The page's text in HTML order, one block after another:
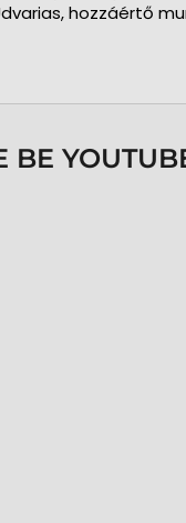
hozzáértő
BE